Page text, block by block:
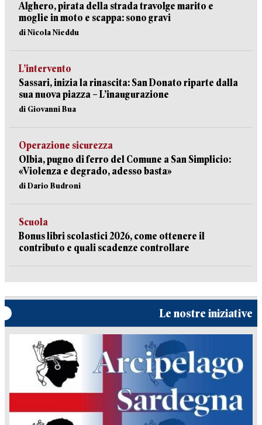
Alghero, pirata della strada travolge marito e
moglie in moto e scappa: sono gravi
di Nicola Nieddu
L’intervento
Sassari, inizia la rinascita: San Donato riparte dalla
sua nuova piazza – L’inaugurazione
di Giovanni Bua
Operazione sicurezza
Olbia, pugno di ferro del Comune a San Simplicio:
«Violenza e degrado, adesso basta»
di Dario Budroni
Scuola
Bonus libri scolastici 2026, come ottenere il
contributo e quali scadenze controllare
Le nostre iniziative